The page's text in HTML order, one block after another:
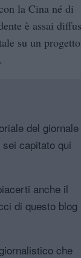
la Cina né di
è assai
su un progetto
del giornale
capitato qui
anche il
di questo blog
che